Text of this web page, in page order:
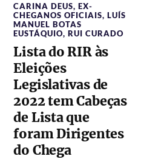
CARINA DEUS,EX-
CHEGANOS OFICIAIS,LUÍS
MANUEL BOTAS
EUSTÁQUIO,RUI CURADO
Lista do RIR às
Eleições
Legislativas de
2022 tem Cabeças
de Lista que
foram Dirigentes
do Chega